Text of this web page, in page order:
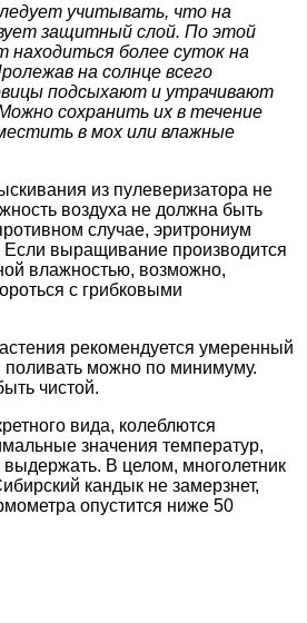
учитывать, что на
защитный слой. По этой
находиться более суток на
на солнце всего
подсыхают и утрачивают
сохранить их в течение
в мох или влажные
из пулеверизатора не
воздуха не должна быть
случае, эритрониум
Если выращивание производится
влажностью, возможно,
с грибковыми
рекомендуется умеренный
можно по минимуму.
чистой.
вида, колеблются
значения температур,
выдержать. В целом, многолетник
кандык не замерзнет,
опустится ниже 50